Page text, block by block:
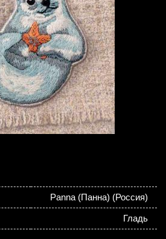
Panna (Панна) (Россия)
Гладь